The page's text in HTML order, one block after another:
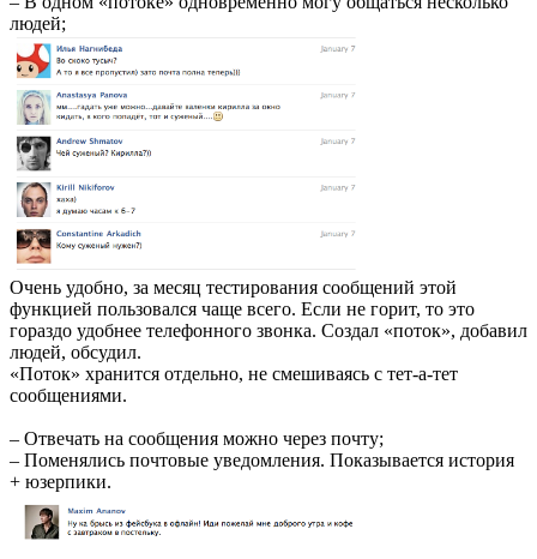
людей;
Очень удобно, за месяц тестирования сообщений этой
функцией пользовался чаще всего. Если не горит, то это
гораздо удобнее телефонного звонка. Создал «поток», добавил
людей, обсудил.
«Поток» хранится отдельно, не смешиваясь с тет-а-тет
сообщениями.
– Отвечать на сообщения можно через почту;
– Поменялись почтовые уведомления. Показывается история
+ юзерпики.